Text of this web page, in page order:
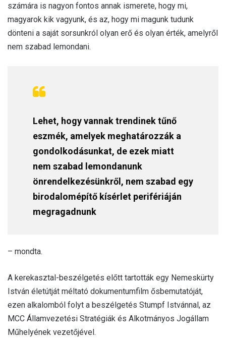
számára is nagyon fontos annak ismerete, hogy mi,
magyarok kik vagyunk, és az, hogy mi magunk tudunk
dönteni a saját sorsunkról olyan erő és olyan érték, amelyről
nem szabad lemondani.
Lehet, hogy vannak trendinek tűnő
eszmék, amelyek meghatározzák a
gondolkodásunkat, de ezek miatt
nem szabad lemondanunk
önrendelkezésünkről, nem szabad egy
birodalomépítő kísérlet perifériáján
megragadnunk
– mondta.
A kerekasztal-beszélgetés előtt tartották egy Nemeskürty
István életútját méltató dokumentumfilm ősbemutatóját,
ezen alkalomból folyt a beszélgetés Stumpf Istvánnal, az
MCC Államvezetési Stratégiák és Alkotmányos Jogállam
Műhelyének vezetőjével.